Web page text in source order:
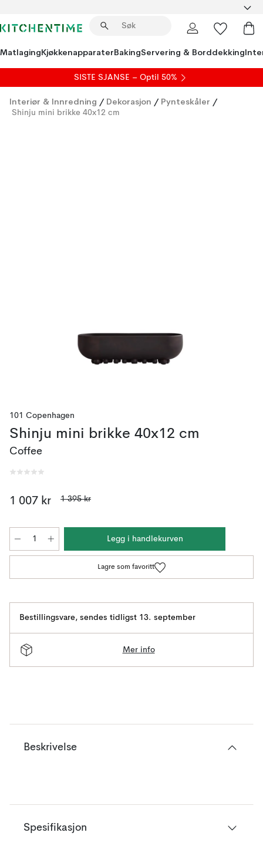
MatlagingKjøkkenapparaterBakingServering & Borddekking
SISTE SJANSE – Optil 50%
Interiør & Innredning / Dekorasjon / Pynteskåler /
Shinju mini brikke 40x12 cm
101 Copenhagen
Shinju mini brikke 40x12 cm
Coffee
1 007 kr 1 395 kr
Legg i handlekurven
Lagre som favoritt
Bestillingsvare, sendes tidligst 13. september
Mer info
Beskrivelse
Spesifikasjon